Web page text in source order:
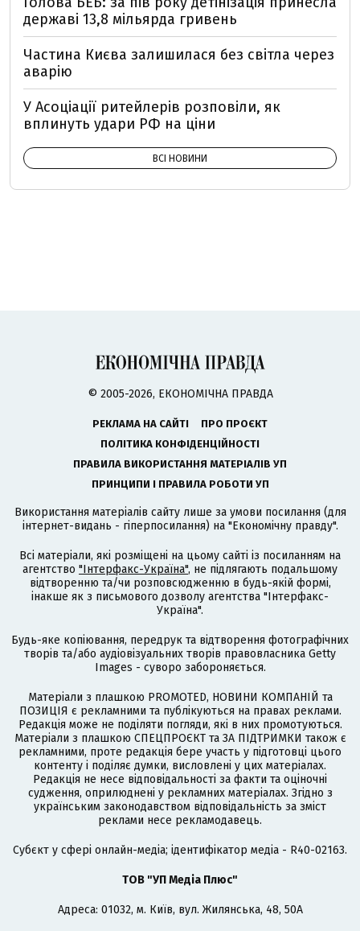
державі 13,8 мільярда гривень
Частина Києва залишилася без світла через
аварію
У Асоціації ритейлерів розповіли, як
вплинуть удари РФ на ціни
ВСІ НОВИНИ
© 2005-2026, ЕКОНОМІЧНА ПРАВДА
РЕКЛАМА НА САЙТІ
ПРО ПРОЄКТ
ПОЛІТИКА КОНФІДЕНЦІЙНОСТІ
ПРАВИЛА ВИКОРИСТАННЯ МАТЕРІАЛІВ УП
ПРИНЦИПИ І ПРАВИЛА РОБОТИ УП
Використання матеріалів сайту лише за умови посилання (для
інтернет-видань - гіперпосилання) на "Економічну правду".
Всі матеріали, які розміщені на цьому сайті із посиланням на
агентство "Інтерфакс-Україна", не підлягають подальшому
відтворенню та/чи розповсюдженню в будь-якій формі,
інакше як з письмового дозволу агентства "Інтерфакс-
Україна".
Будь-яке копіювання, передрук та відтворення фотографічних
творів та/або аудіовізуальних творів правовласника Getty
Images - суворо забороняється.
Матеріали з плашкою PROMOTED, НОВИНИ КОМПАНІЙ та
ПОЗИЦІЯ є рекламними та публікуються на правах реклами.
Редакція може не поділяти погляди, які в них промотуються.
Матеріали з плашкою СПЕЦПРОЄКТ та ЗА ПІДТРИМКИ також є
рекламними, проте редакція бере участь у підготовці цього
контенту і поділяє думки, висловлені у цих матеріалах.
Редакція не несе відповідальності за факти та оціночні
судження, оприлюднені у рекламних матеріалах. Згідно з
українським законодавством відповідальність за зміст
реклами несе рекламодавець.
Cубєкт у сфері онлайн-медіа; ідентифікатор медіа - R40-02163.
ТОВ "УП Медіа Плюс"
Адреса: 01032, м. Київ, вул. Жилянська, 48, 50А